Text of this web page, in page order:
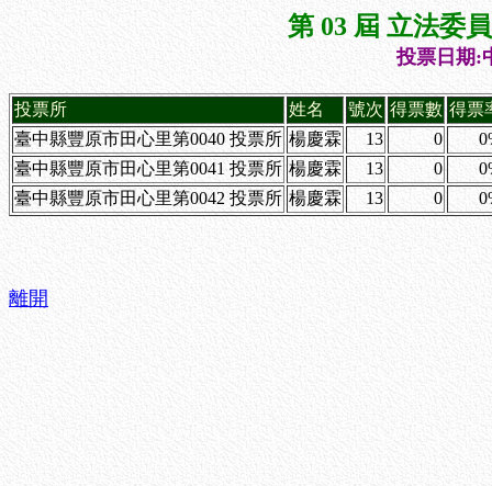
第 03 屆 立法委
投票日期:
投票所 姓名 號次 得票數 得票
臺中縣豐原市田心里第0040 投票所 楊慶霖 13 0
臺中縣豐原市田心里第0041 投票所 楊慶霖 13 0
臺中縣豐原市田心里第0042 投票所 楊慶霖 13 0
離開